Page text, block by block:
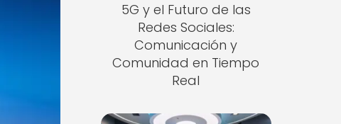
5G y el Futuro de las
Redes Sociales:
Comunicación y
Comunidad en Tiempo
Real